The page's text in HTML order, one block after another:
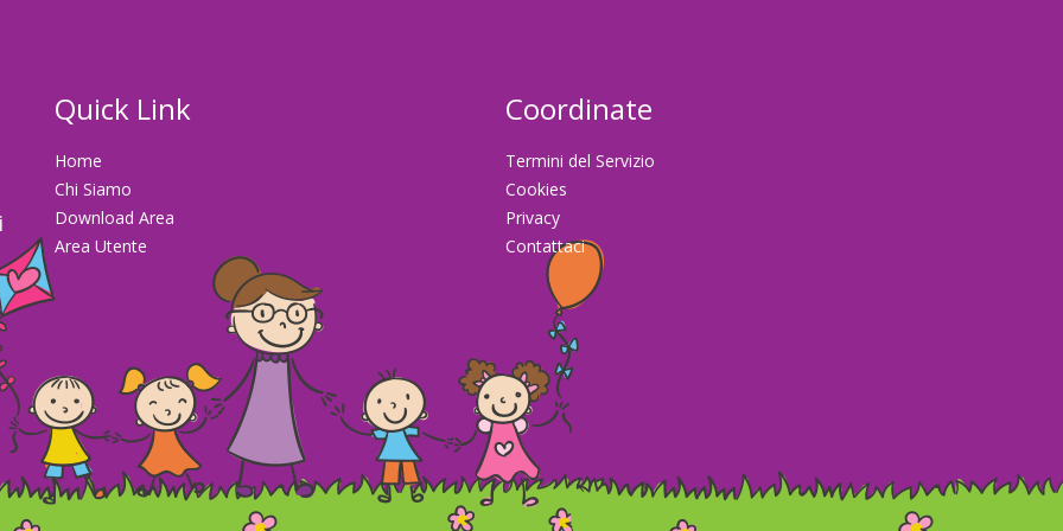
Quick Link
Home
Chi Siamo
Download Area
Area Utente
Coordinate
Termini del Servizio
Cookies
Privacy
Contattaci